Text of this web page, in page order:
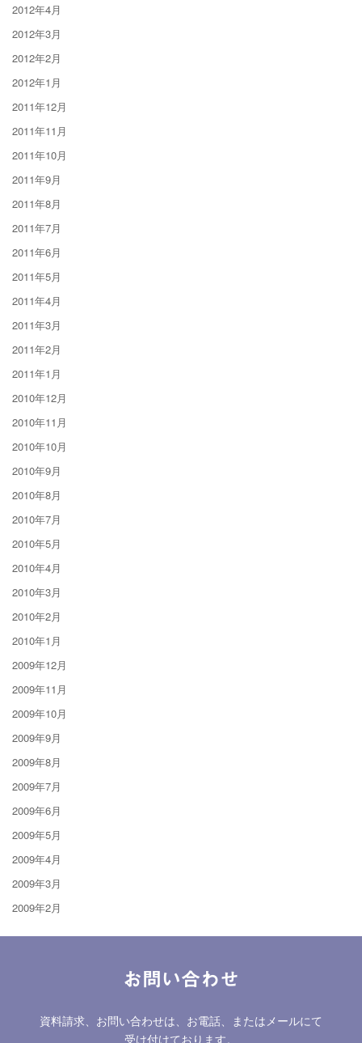
2012年4月
2012年3月
2012年2月
2012年1月
2011年12月
2011年11月
2011年10月
2011年9月
2011年8月
2011年7月
2011年6月
2011年5月
2011年4月
2011年3月
2011年2月
2011年1月
2010年12月
2010年11月
2010年10月
2010年9月
2010年8月
2010年7月
2010年5月
2010年4月
2010年3月
2010年2月
2010年1月
2009年12月
2009年11月
2009年10月
2009年9月
2009年8月
2009年7月
2009年6月
2009年5月
2009年4月
2009年3月
2009年2月
お問い合わせ
資料請求、お問い合わせは、お電話、またはメールにて
受け付けております。